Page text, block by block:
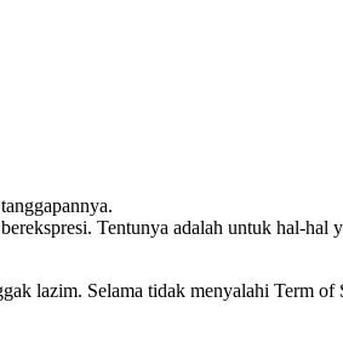
Tentunya adalah untuk hal-hal
lazim. Selama tidak menyalahi Term of